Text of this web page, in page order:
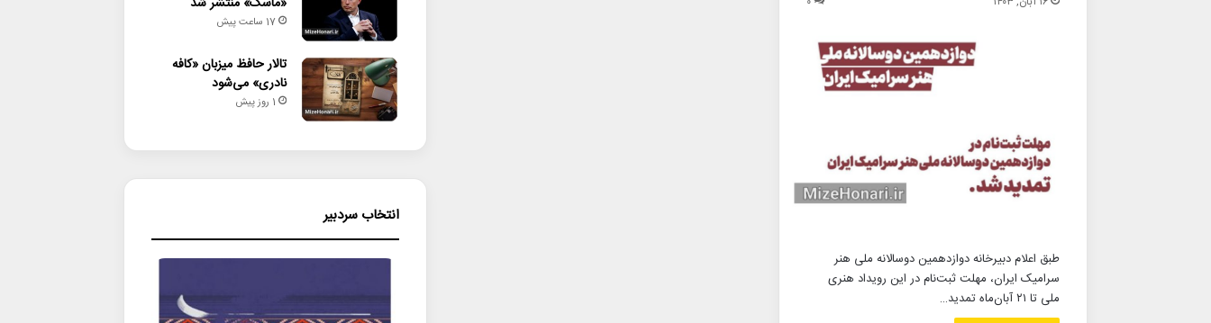
طبق اعلام دبیرخانه دوازدهمین دوسالانه ملی هنر
سرامیک ایران، مهلت ثبت‌نام در این رویداد هنری
ملی تا ۲۱ آبان‌ماه تمدید…
17 ساعت پیش
تالار حافظ میزبان «کافه
نادری» می‌شود
1 روز پیش
انتخاب سردبیر